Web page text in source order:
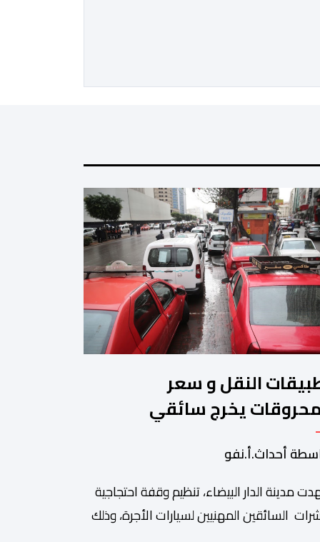
النقل و سعر
يخرج سائقي
للاحتجاج
أحداث.أ.نفو
مدينة الدار البيضاء، تنظيم وقفة احتجاجية
السائقين المهنيين لسيارات الأجرة، وذلك